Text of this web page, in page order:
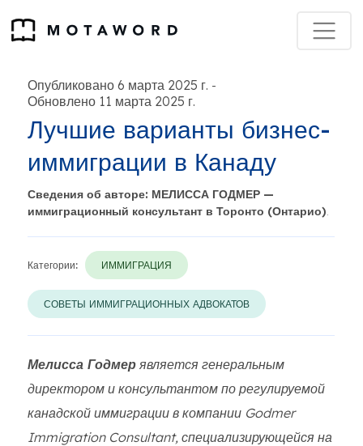
Опубликовано 6 марта 2025 г. -
Обновлено 11 марта 2025 г.
Лучшие варианты бизнес-
иммиграции в Канаду
Сведения об авторе: МЕЛИССА ГОДМЕР —
иммиграционный консультант в Торонто (Онтарио).
Категории: ИММИГРАЦИЯ
СОВЕТЫ ИММИГРАЦИОННЫХ АДВОКАТОВ
Мелисса Годмер является генеральным
директором и консультантом по регулируемой
канадской иммиграции в компании Godmer
Immigration Consultant, специализирующейся на